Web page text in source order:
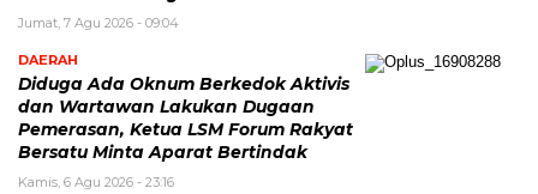
Jumat, 7 Agu 2026 - 09:04
DAERAH
Diduga Ada Oknum Berkedok Aktivis
dan Wartawan Lakukan Dugaan
Pemerasan, Ketua LSM Forum Rakyat
Bersatu Minta Aparat Bertindak
Kamis, 6 Agu 2026 - 23:16